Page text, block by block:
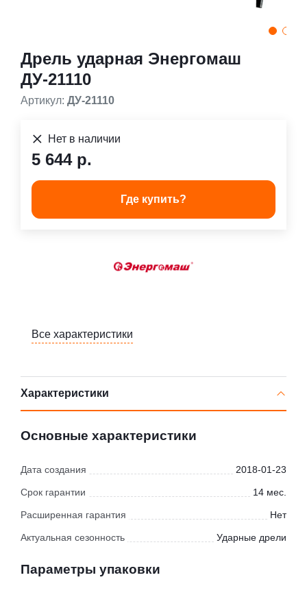
Дрель ударная Энергомаш
ДУ-21110
Артикул: ДУ-21110
Нет в наличии
5 644 р.
Где купить?
Все характеристики
Характеристики
Основные характеристики
Дата создания 2018-01-23
Срок гарантии 14 мес.
Расширенная гарантия Нет
Актуальная сезонность Ударные дрели
Параметры упаковки